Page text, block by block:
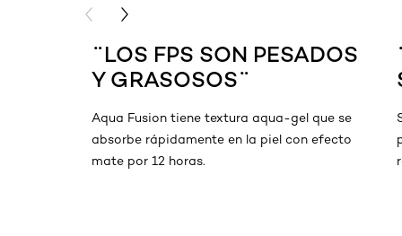
¨LOS FPS SON PESADOS
Y GRASOSOS¨
Aqua Fusion tiene textura aqua-gel que se
absorbe rápidamente en la piel con efecto
mate por 12 horas.
PREVIOUS CARD
NEXT CARD